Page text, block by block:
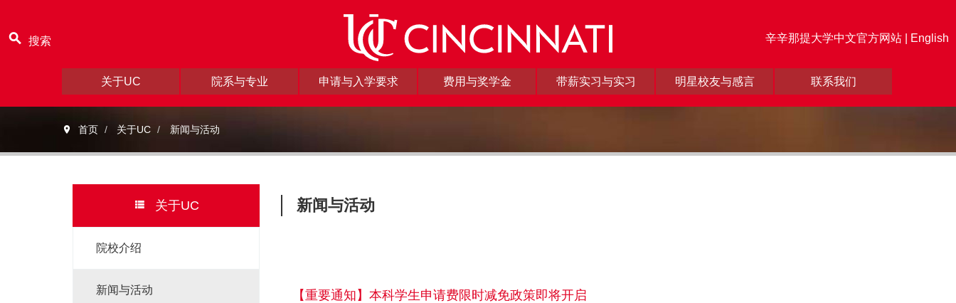
搜索 辛辛那提大学中文官方网站 | English
关于UC 院系与专业 申请与入学要求 费用与奖学金 带薪实习与实习 明星校友与感言 联系我们
首页 关于UC 新闻与活动
关于UC
院校介绍
新闻与活动
新闻与活动
【重要通知】本科学生申请费限时减免政策即将开启